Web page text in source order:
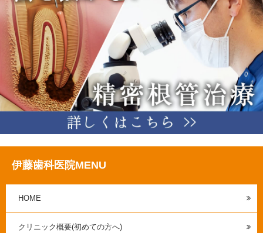
伊藤歯科医院MENU
HOME
クリニック概要(初めての方へ)